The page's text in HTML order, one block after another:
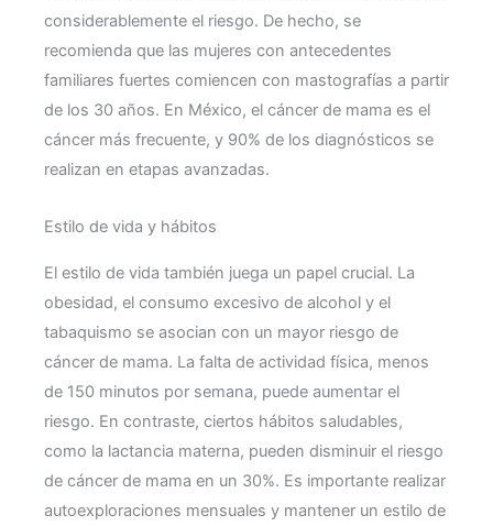
considerablemente el riesgo. De hecho, se
recomienda que las mujeres con antecedentes
familiares fuertes comiencen con mastografías a partir
de los 30 años. En México, el cáncer de mama es el
cáncer más frecuente, y 90% de los diagnósticos se
realizan en etapas avanzadas.
Estilo de vida y hábitos
El estilo de vida también juega un papel crucial. La
obesidad, el consumo excesivo de alcohol y el
tabaquismo se asocian con un mayor riesgo de
cáncer de mama. La falta de actividad física, menos
de 150 minutos por semana, puede aumentar el
riesgo. En contraste, ciertos hábitos saludables,
como la lactancia materna, pueden disminuir el riesgo
de cáncer de mama en un 30%. Es importante realizar
autoexploraciones mensuales y mantener un estilo de